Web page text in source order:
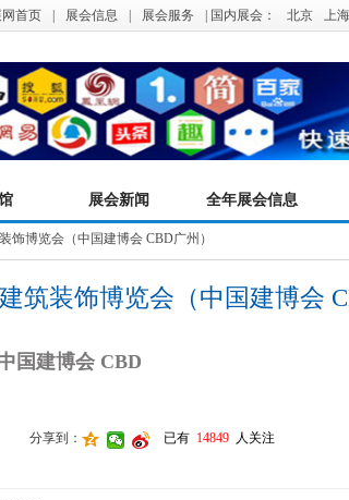
网首页 展会信息 展会服务 | 国内展会： 北京 上海
展会新闻 全年展会信息
饰博览会（中国建博会 CBD广州）
筑装饰博览会（中国建博会
国建博会 CBD
分享到： 已有 14849 人关注